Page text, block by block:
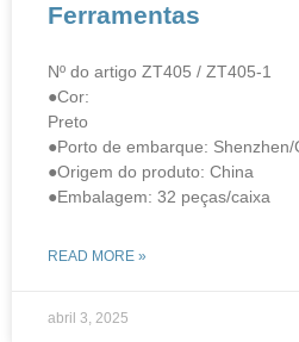
Ferramentas
Nº do artigo ZT405 / ZT405-1
●Cor:
Preto
●Porto de embarque: Shenzhen/
●Origem do produto: China
●Embalagem: 32 peças/caixa
READ MORE »
abril 3, 2025